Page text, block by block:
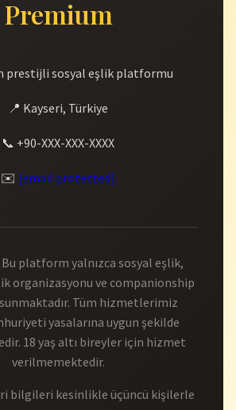
Premium
prestijli sosyal eşlik platformu
📍 Kayseri, Türkiye
📞 +90-XXX-XXX-XXXX
✉️ [email protected]
platform yalnızca sosyal eşlik,
organizasyonu ve companionship
Tüm hizmetlerimiz
yasalarına uygun şekilde
18 yaş altı bireyler için hizmet
verilmemektedir.
bilgileri kesinlikle üçüncü kişilerle